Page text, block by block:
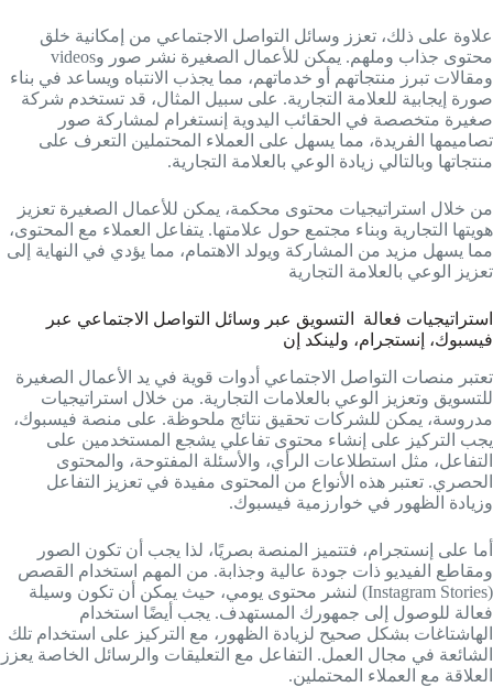
علاوة على ذلك، تعزز وسائل التواصل الاجتماعي من إمكانية خلق
محتوى جذاب وملهم. يمكن للأعمال الصغيرة نشر صور وvideos
ومقالات تبرز منتجاتهم أو خدماتهم، مما يجذب الانتباه ويساعد في بناء
صورة إيجابية للعلامة التجارية. على سبيل المثال، قد تستخدم شركة
صغيرة متخصصة في الحقائب اليدوية إنستغرام لمشاركة صور
تصاميمها الفريدة، مما يسهل على العملاء المحتملين التعرف على
منتجاتها وبالتالي زيادة الوعي بالعلامة التجارية.
من خلال استراتيجيات محتوى محكمة، يمكن للأعمال الصغيرة تعزيز
هويتها التجارية وبناء مجتمع حول علامتها. يتفاعل العملاء مع المحتوى،
مما يسهل مزيد من المشاركة ويولد الاهتمام، مما يؤدي في النهاية إلى
تعزيز الوعي بالعلامة التجارية
استراتيجيات فعالة التسويق عبر وسائل التواصل الاجتماعي عبر
فيسبوك، إنستجرام، ولينكد إن
تعتبر منصات التواصل الاجتماعي أدوات قوية في يد الأعمال الصغيرة
للتسويق وتعزيز الوعي بالعلامات التجارية. من خلال استراتيجيات
مدروسة، يمكن للشركات تحقيق نتائج ملحوظة. على منصة فيسبوك،
يجب التركيز على إنشاء محتوى تفاعلي يشجع المستخدمين على
التفاعل، مثل استطلاعات الرأي، والأسئلة المفتوحة، والمحتوى
الحصري. تعتبر هذه الأنواع من المحتوى مفيدة في تعزيز التفاعل
وزيادة الظهور في خوارزمية فيسبوك.
أما على إنستجرام، فتتميز المنصة بصريًا، لذا يجب أن تكون الصور
ومقاطع الفيديو ذات جودة عالية وجذابة. من المهم استخدام القصص
(Instagram Stories) لنشر محتوى يومي، حيث يمكن أن تكون وسيلة
فعالة للوصول إلى جمهورك المستهدف. يجب أيضًا استخدام
الهاشتاغات بشكل صحيح لزيادة الظهور، مع التركيز على استخدام تلك
الشائعة في مجال العمل. التفاعل مع التعليقات والرسائل الخاصة يعزز
العلاقة مع العملاء المحتملين.